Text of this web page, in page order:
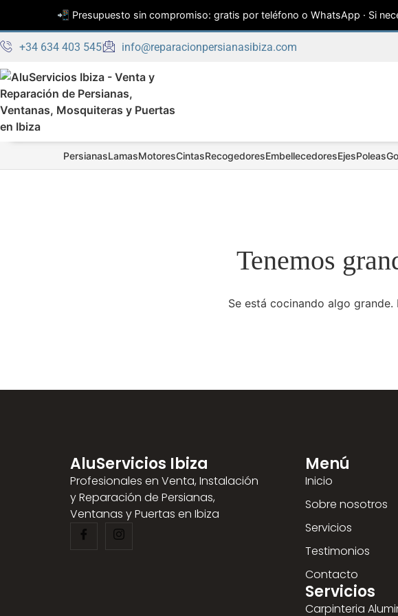
📲 Presupuesto sin compromiso: gratis por teléfono o WhatsApp · Si
+34 634 403 545 info@reparacionpersianasibiza.com
PersianasLamasMotoresCintasRecogedoresEmbellecedoresEjesPoleas
Tenemos
Se está cocinando algo
AluServicios Ibiza
Profesionales en Venta, Instalación
y Reparación de Persianas,
Ventanas y Puertas en Ibiza
Menú
Inicio
Sobre nosotros
Servicios
Testimonios
Contacto
Servicios
Carpinteria